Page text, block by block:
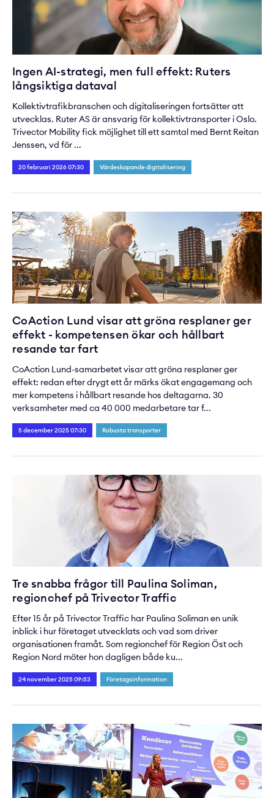
Ingen AI-strategi, men full effekt: Ruters
långsiktiga dataval
Kollektivtrafikbranschen och digitaliseringen fortsätter att
utvecklas. Ruter AS är ansvarig för kollektivtransporter i Oslo.
Trivector Mobility fick möjlighet till ett samtal med Bernt Reitan
Jenssen, vd för ...
20 februari 2026 07:30 Värdeskapande digitalisering
CoAction Lund visar att gröna resplaner ger
effekt - kompetensen ökar och hållbart
resande tar fart
CoAction Lund-samarbetet visar att gröna resplaner ger
effekt: redan efter drygt ett år märks ökat engagemang och
mer kompetens i hållbart resande hos deltagarna. 30
verksamheter med ca 40 000 medarbetare tar f...
5 december 2025 07:30 Robusta transporter
Tre snabba frågor till Paulina Soliman,
regionchef på Trivector Traffic
Efter 15 år på Trivector Traffic har Paulina Soliman en unik
inblick i hur företaget utvecklats och vad som driver
organisationen framåt. Som regionchef för Region Öst och
Region Nord möter hon dagligen både ku...
24 november 2025 09:53 Företagsinformation